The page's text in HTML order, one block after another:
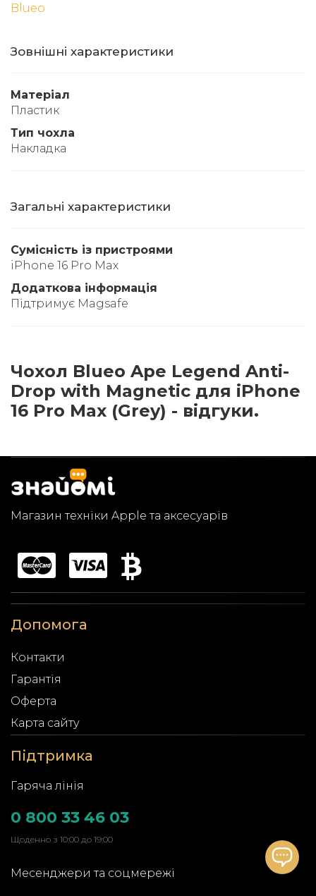
Blueo
Зовнішні характеристики
Матеріал
Пластик
Тип чохла
Накладка
Загальні характеристики
Сумісність із пристроями
iPhone 16 Pro Max
Додаткова інформація
Підтримує Magsafe
Чохол Blueo Ape Legend Anti-
Drop with Magnetic для iPhone
16 Pro Max (Grey) - відгуки.
Магазин техніки Apple та аксесуарів
Допомога
Контакти
Гарантія
Оферта
Карта сайту
Підтримка
Гаряча лінія
0 800 33 46 03
Щоденно з 10:00 до 19:00
Месенджери та соцмережі